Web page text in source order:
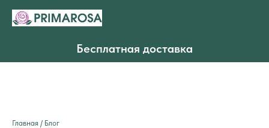
Бесплатная доставка
Главная / Блог